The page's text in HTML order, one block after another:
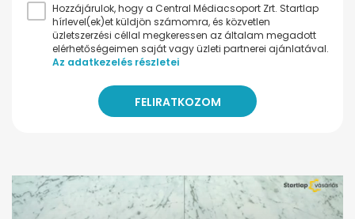
Hozzájárulok, hogy a Central Médiacsoport Zrt. Startlap
hírlevel(ek)et küldjön számomra, és közvetlen
üzletszerzési céllal megkeressen az általam megadott
elérhetőségeimen saját vagy üzleti partnerei ajánlatával.
Az adatkezelés részletei